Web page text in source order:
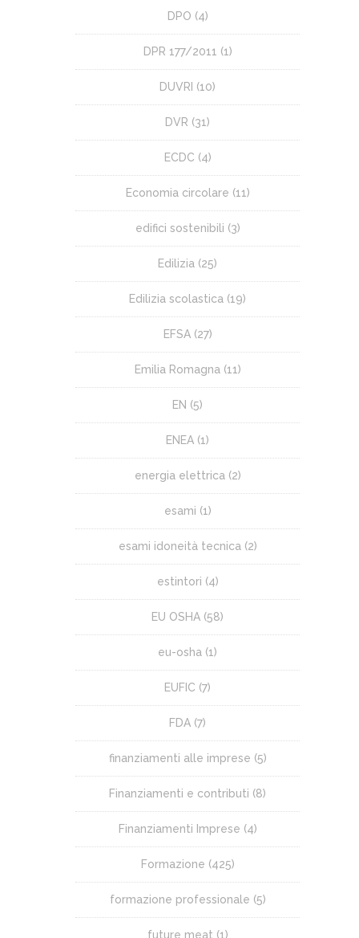
DPO (4)
DPR 177/2011 (1)
DUVRI (10)
DVR (31)
ECDC (4)
Economia circolare (11)
edifici sostenibili (3)
Edilizia (25)
Edilizia scolastica (19)
EFSA(27)
Emilia Romagna (11)
EN (5)
ENEA (1)
energia elettrica (2)
esami (1)
esami idoneità tecnica (2)
estintori (4)
EU OSHA (58)
eu-osha (1)
EUFIC (7)
FDA (7)
finanziamenti alle imprese (5)
Finanziamenti e contributi (8)
Finanziamenti Imprese (4)
Formazione (425)
formazione professionale (5)
future meat (1)